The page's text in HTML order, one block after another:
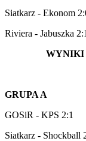
Siatkarz - Ekonom
Riviera - Jabuszka 2:1
WYNIKI
GRUPA A
GOSiR - KPS 2:1
Siatkarz - Shockball